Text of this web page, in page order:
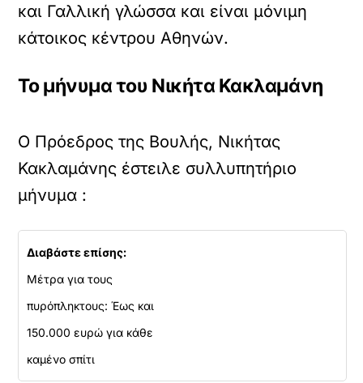
και Γαλλική γλώσσα και είναι μόνιμη
κάτοικος κέντρου Αθηνών.
Το μήνυμα του Νικήτα Κακλαμάνη
Ο Πρόεδρος της Βουλής, Νικήτας
Κακλαμάνης έστειλε συλλυπητήριο
μήνυμα :
Διαβάστε επίσης:
Μέτρα για τους
πυρόπληκτους: Έως και
150.000 ευρώ για κάθε
καμένο σπίτι